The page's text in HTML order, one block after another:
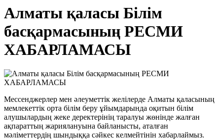
Алматы қаласы Білім
басқармасының РЕСМИ
ХАБАРЛАМАСЫ
Мессенджерлер мен әлеуметтік желілерде Алматы қаласының
мемлекеттік орта білім беру ұйымдарында оқитын білім
алушылардың жеке деректерінің таралуы жөнінде жалған
ақпараттың жариялануына байланысты, аталған
мәліметтердің шындыққа сәйкес келмейтінін хабарлаймыз.